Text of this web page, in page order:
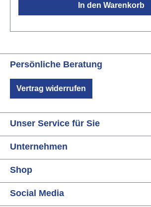
In den Warenkorb
Persönliche Beratung
Vertrag widerrufen
Unser Service für Sie
Unternehmen
Shop
Social Media